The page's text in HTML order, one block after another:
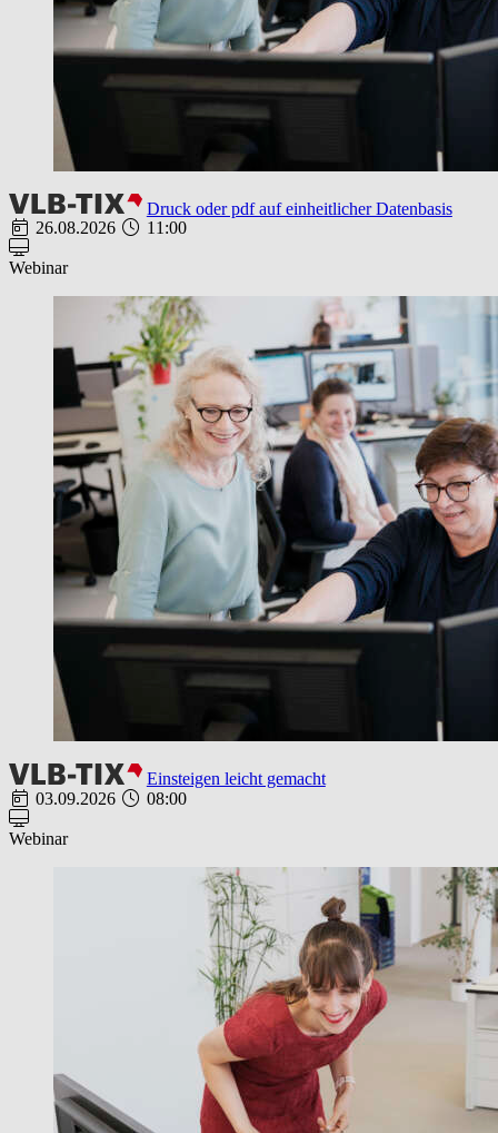
Druck oder pdf auf einheitlicher Datenbasis
26.08.2026
11:00
Webinar
Einsteigen leicht gemacht
03.09.2026
08:00
Webinar